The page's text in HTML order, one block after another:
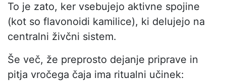
To je zato, ker vsebujejo aktivne spojine
(kot so flavonoidi kamilice), ki delujejo na
centralni živčni sistem.
Še več, že preprosto dejanje priprave in
pitja vročega čaja ima ritualni učinek: